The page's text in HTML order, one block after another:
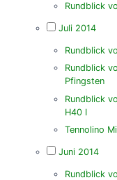
Rundblick
Juli 2014
Rundblick
Rundblick
Pfingsten
Rundblick
H40 I
Tennolino
Juni 2014
Rundblick